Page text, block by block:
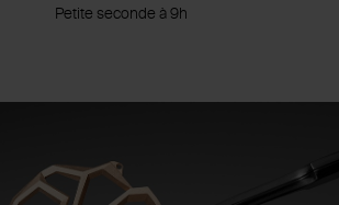
Petite seconde à 9h